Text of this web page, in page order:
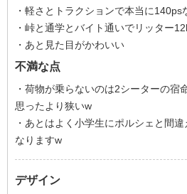
・軽さとトラクションで本当に
・峠と通学とバイト通いでリッター
・あと見た目がかわいい
不満な点
・荷物が乗らないのは2シーターの宿
思ったより狭いw
・あとはよく小学生にポルシェと間
なりますw
デザイン